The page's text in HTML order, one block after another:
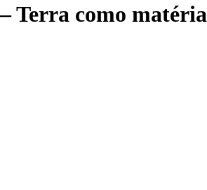
Terra como matéria